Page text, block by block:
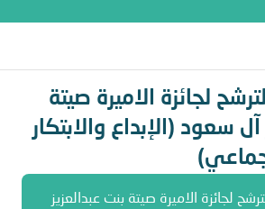
الاميرة صيتة بنت عبدالعزيز آل سعود
لجائزة الاميرة صيتة
سعود (الإبداع والابتكار
لجائزة الاميرة صيتة بنت عبدالعزيز